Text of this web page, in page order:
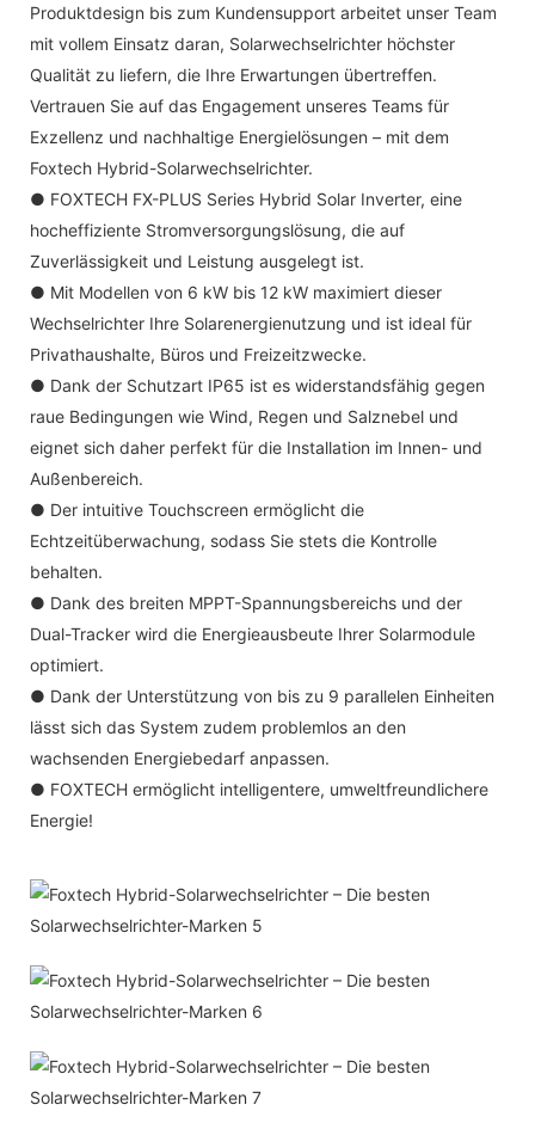
Produktdesign bis zum Kundensupport arbeitet unser Team
mit vollem Einsatz daran, Solarwechselrichter höchster
Qualität zu liefern, die Ihre Erwartungen übertreffen.
Vertrauen Sie auf das Engagement unseres Teams für
Exzellenz und nachhaltige Energielösungen – mit dem
Foxtech Hybrid-Solarwechselrichter.
● FOXTECH FX-PLUS Series Hybrid Solar Inverter, eine
hocheffiziente Stromversorgungslösung, die auf
Zuverlässigkeit und Leistung ausgelegt ist.
● Mit Modellen von 6 kW bis 12 kW maximiert dieser
Wechselrichter Ihre Solarenergienutzung und ist ideal für
Privathaushalte, Büros und Freizeitzwecke.
● Dank der Schutzart IP65 ist es widerstandsfähig gegen
raue Bedingungen wie Wind, Regen und Salznebel und
eignet sich daher perfekt für die Installation im Innen- und
Außenbereich.
● Der intuitive Touchscreen ermöglicht die
Echtzeitüberwachung, sodass Sie stets die Kontrolle
behalten.
● Dank des breiten MPPT-Spannungsbereichs und der
Dual-Tracker wird die Energieausbeute Ihrer Solarmodule
optimiert.
● Dank der Unterstützung von bis zu 9 parallelen Einheiten
lässt sich das System zudem problemlos an den
wachsenden Energiebedarf anpassen.
● FOXTECH ermöglicht intelligentere, umweltfreundlichere
Energie!